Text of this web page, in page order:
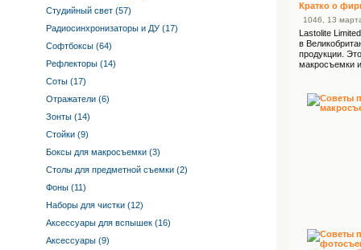
Студийный свет (57)
Радиосинхронизаторы и ДУ (17)
Софтбоксы (64)
Рефлекторы (14)
Соты (17)
Отражатели (6)
Зонты (14)
Стойки (9)
Боксы для макросъемки (3)
Столы для предметной съемки (2)
Фоны (11)
Наборы для чистки (12)
Аксессуары для вспышек (16)
Аксессуары (9)
Кратко о
1046 , 13
Lastolite
в
продукции.
макросъемки